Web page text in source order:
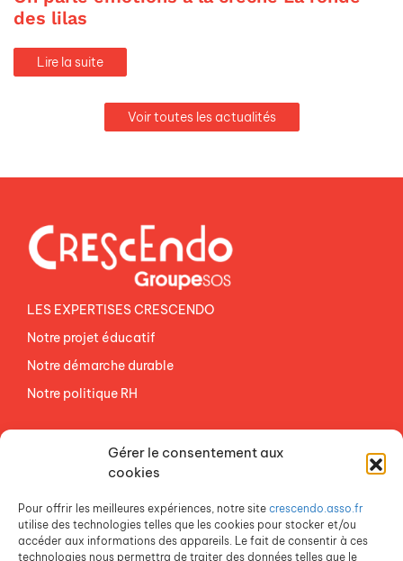
Gérer le consentement aux
cookies
Pour offrir les meilleures expériences, notre site crescendo.asso.fr
utilise des technologies telles que les cookies pour stocker et/ou
accéder aux informations des appareils. Le fait de consentir à ces
technologies nous permettra de traiter des données telles que le
des lilas
Lire la suite
Voir toutes les actualités
LES EXPERTISES CRESCENDO
Notre projet éducatif
Notre démarche durable
Notre politique RH
ESPACE PRESSE